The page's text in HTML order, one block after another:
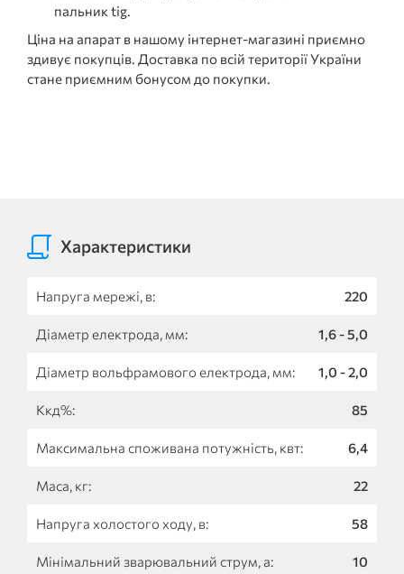
пальник tig.
Ціна на апарат в нашому інтернет-магазині приємно
здивує покупців. Доставка по всій території України
стане приємним бонусом до покупки.
Характеристики
Напруга мережі, в: 220
Діаметр електрода, мм: 1,6 - 5,0
Діаметр вольфрамового електрода, мм: 1,0 - 2,0
Ккд%: 85
Максимальна споживана потужність, квт: 6,4
Маса, кг: 22
Напруга холостого ходу, в: 58
Мінімальний зварювальний струм, а: 10